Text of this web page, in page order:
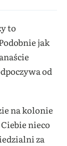
to
jak
od
na kolonie
nieco
za